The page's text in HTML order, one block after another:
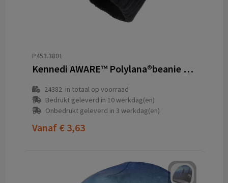
P453.3801
Kennedi AWARE™ Polylana®beanie met brede rib
24382in totaal op voorraad
Bedrukt geleverd in 10 werkdag(en)
Onbedrukt geleverd in 3 werkdag(en)
Vanaf € 3,63